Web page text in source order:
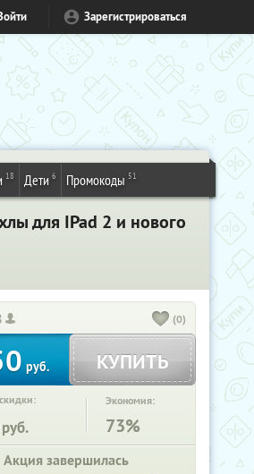
Зарегистрироваться
18 Дети 6 Промокоды 51
для IPad 2 и нового
(0)
руб. КУПИТЬ
руб.
Экономия:
73%
Акция завершилась